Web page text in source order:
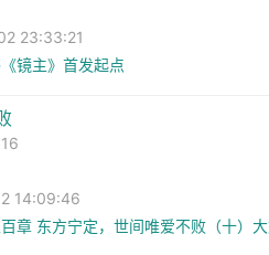
23:33:21
镜主》首发起点
14:09:46
章 东方宁定，世间唯爱不败（十）